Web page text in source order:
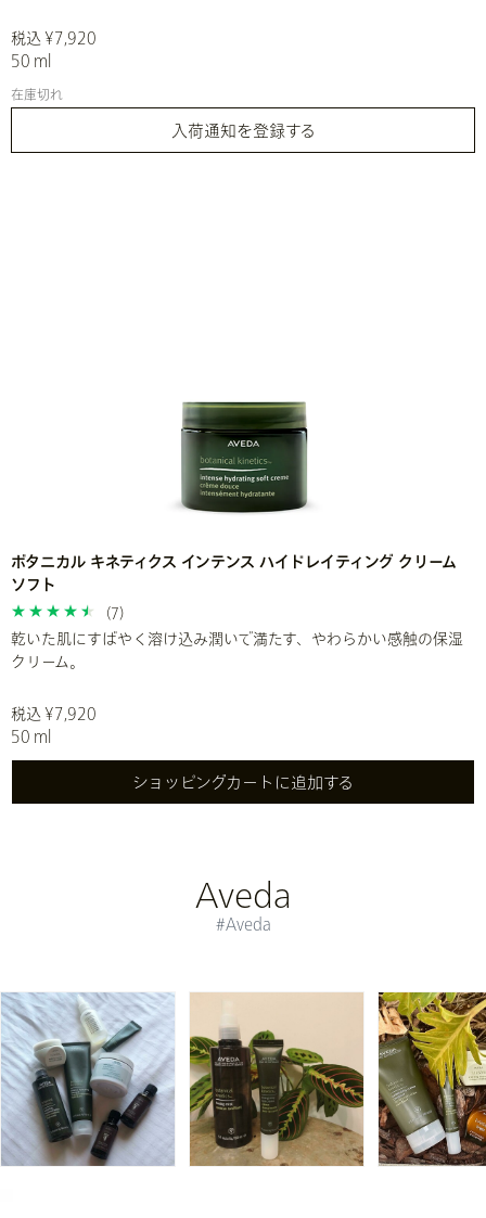
税込 ¥7,920
50 ml
在庫切れ
入荷通知を登録する
ボタニカル キネティクス インテンス ハイドレイティング クリーム
ソフト
(7)
乾いた肌にすばやく溶け込み潤いで満たす、やわらかい感触の保湿
クリーム。
税込 ¥7,920
50 ml
ショッピングカートに追加する
Aveda
#Aveda